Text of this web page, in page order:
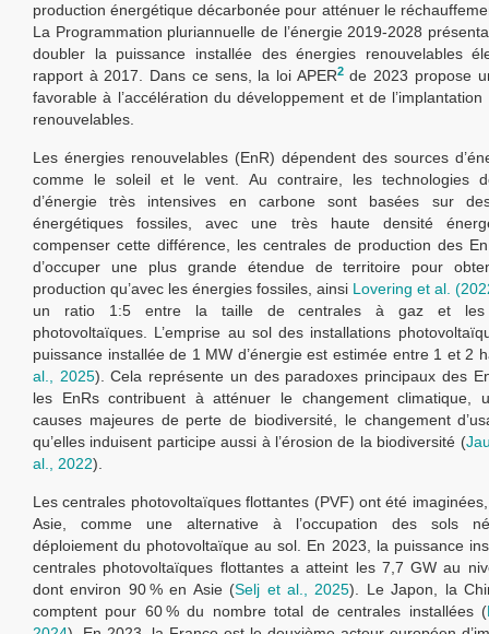
production énergétique décarbonée pour atténuer le
La Programmation pluriannuelle de l’énergie 2019-2028
doubler la puissance installée des énergies renouvelables
rapport à 2017. Dans ce sens, la loi APER2de 2023 propose
favorable à l’accélération du développement et de
renouvelables.
Les énergies renouvelables (EnR) dépendent des sources
comme le soleil et le vent. Au contraire, les technologies
d’énergie très intensives en carbone sont basées sur
énergétiques fossiles, avec une très haute densité
compenser cette différence, les centrales de production des
d’occuper une plus grande étendue de territoire pour
production qu’avec les énergies fossiles, ainsi Lovering et al.
un ratio 1:5 entre la taille de centrales à gaz et les
photovoltaïques. L’emprise au sol des installations
puissance installée de 1 MW d’énergie est estimée entre 1 et 2
al., 2025). Cela représente un des paradoxes principaux des
les EnRs contribuent à atténuer le changement climatique,
causes majeures de perte de biodiversité, le changement
qu’elles induisent participe aussi à l’érosion de la biodiversité (
al., 2022).
Les centrales photovoltaïques flottantes (PVF) ont été
Asie, comme une alternative à l’occupation des sols
déploiement du photovoltaïque au sol. En 2023, la puissance
centrales photovoltaïques flottantes a atteint les 7,7 GW au
dont environ 90 % en Asie (Selj et al., 2025). Le Japon, la
comptent pour 60 % du nombre total de centrales installées (